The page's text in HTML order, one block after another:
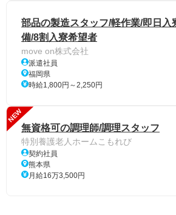
部品の製造スタッフ/軽作業/即日入
備/8割入寮希望者
move on株式会社
派遣社員
福岡県
時給1,800円～2,250円
NEW
無資格可の調理師/調理スタッフ
特別養護老人ホームこもれび
契約社員
熊本県
月給16万3,500円